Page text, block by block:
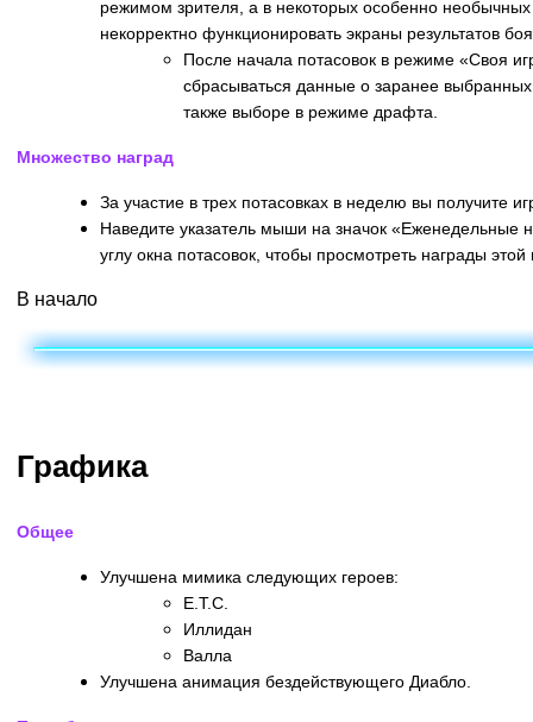
режимом зрителя, а в некоторых особенно необычных
некорректно функционировать экраны результатов
После начала потасовок в режиме «Своя
сбрасываться данные о заранее
также выборе в режиме драфта.
Множество наград
За участие в трех потасовках в неделю вы получите
Наведите указатель мыши на значок «Еженедельные
углу окна потасовок, чтобы просмотреть награды
В начало
Графика
Общее
Улучшена мимика следующих героев:
E.T.C.
Иллидан
Валла
Улучшена анимация бездействующего Диабло.